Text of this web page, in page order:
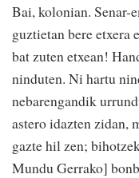
Bai, kolonian. Senar-
guztietan bere etxera
bat zuten etxean!
ninduten. Ni hartu
nebarengandik
astero idazten zidan,
gazte hil zen;
Mundu Gerrako]